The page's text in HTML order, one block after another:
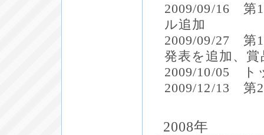
2009/09/16 第
ル追加
2009/09/27 第
発表を追加、
2009/10/05 ト
2009/12/13 第
2008年